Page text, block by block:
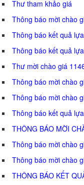
Thư tham khảo giá
Thông báo mời chào
Thông báo kết quả
Thông báo kết quả
Thư mời chào giá
Thông báo mời chào
Thông báo mời chào
Thông báo kết quả
THÔNG BÁO MỜI
Thông báo mời chào
Thông báo mời chào
THÔNG BÁO KẾT